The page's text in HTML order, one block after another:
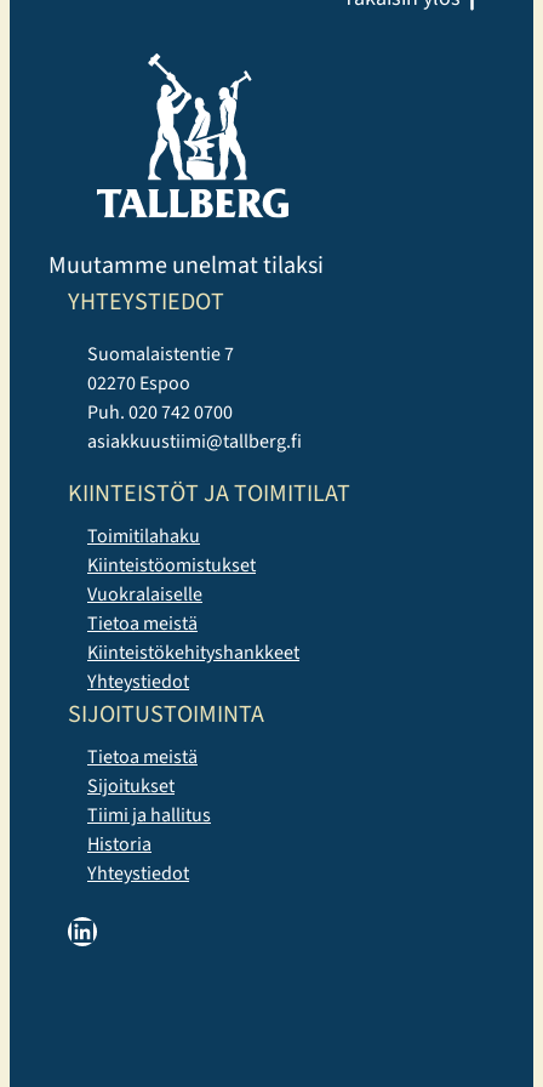
Muutamme unelmat tilaksi
YHTEYSTIEDOT
Suomalaistentie 7
02270 Espoo
Puh. 020 742 0700
asiakkuustiimi@tallberg.fi
KIINTEISTÖT JA TOIMITILAT
Toimitilahaku
Kiinteistöomistukset
Vuokralaiselle
Tietoa meistä
Kiinteistökehityshankkeet
Yhteystiedot
SIJOITUSTOIMINTA
Tietoa meistä
Sijoitukset
Tiimi ja hallitus
Historia
Yhteystiedot
LinkedIn